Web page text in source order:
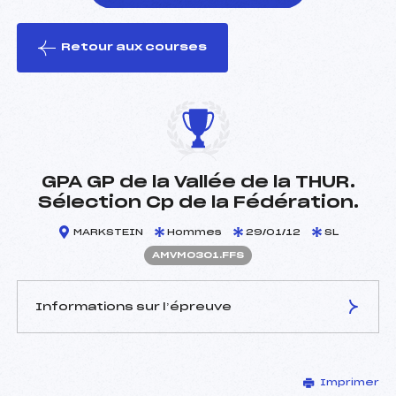
le ski
Retour aux courses
GPA GP de la Vallée de la THUR.
Sélection Cp de la Fédération.
MARKSTEIN Hommes 29/01/12 SL
AMVM0301.FFS
Informations sur l’épreuve
LUTENBACHER JEAN
Imprimer